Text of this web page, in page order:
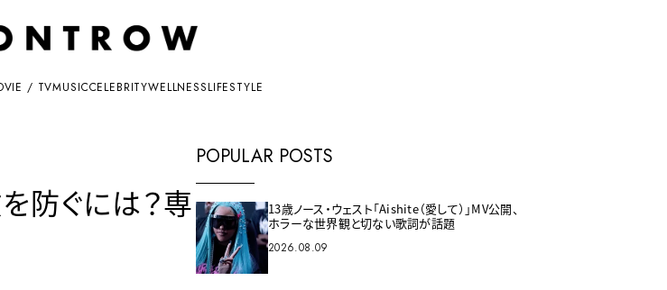
/ TVMUSICCELEBRITYWELLNESSLIFESTYLE
防ぐには？専
POPULAR POSTS
13歳ノース・ウェスト「Aishite（愛して）」MV公開、
ホラーな世界観と切ない歌詞が話題
2026.08.09